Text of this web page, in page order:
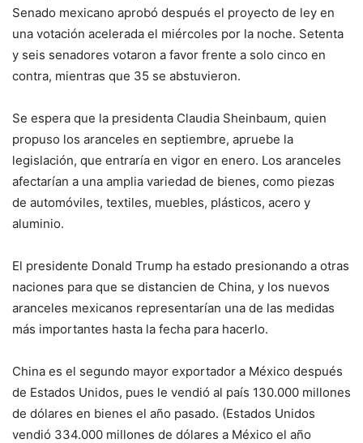
Senado mexicano aprobó después el proyecto de ley en
una votación acelerada el miércoles por la noche. Setenta
y seis senadores votaron a favor frente a solo cinco en
contra, mientras que 35 se abstuvieron.
Se espera que la presidenta Claudia Sheinbaum, quien
propuso los aranceles en septiembre, apruebe la
legislación, que entraría en vigor en enero. Los aranceles
afectarían a una amplia variedad de bienes, como piezas
de automóviles, textiles, muebles, plásticos, acero y
aluminio.
El presidente Donald Trump ha estado presionando a otras
naciones para que se distancien de China, y los nuevos
aranceles mexicanos representarían una de las medidas
más importantes hasta la fecha para hacerlo.
China es el segundo mayor exportador a México después
de Estados Unidos, pues le vendió al país 130.000 millones
de dólares en bienes el año pasado. (Estados Unidos
vendió 334.000 millones de dólares a México el año